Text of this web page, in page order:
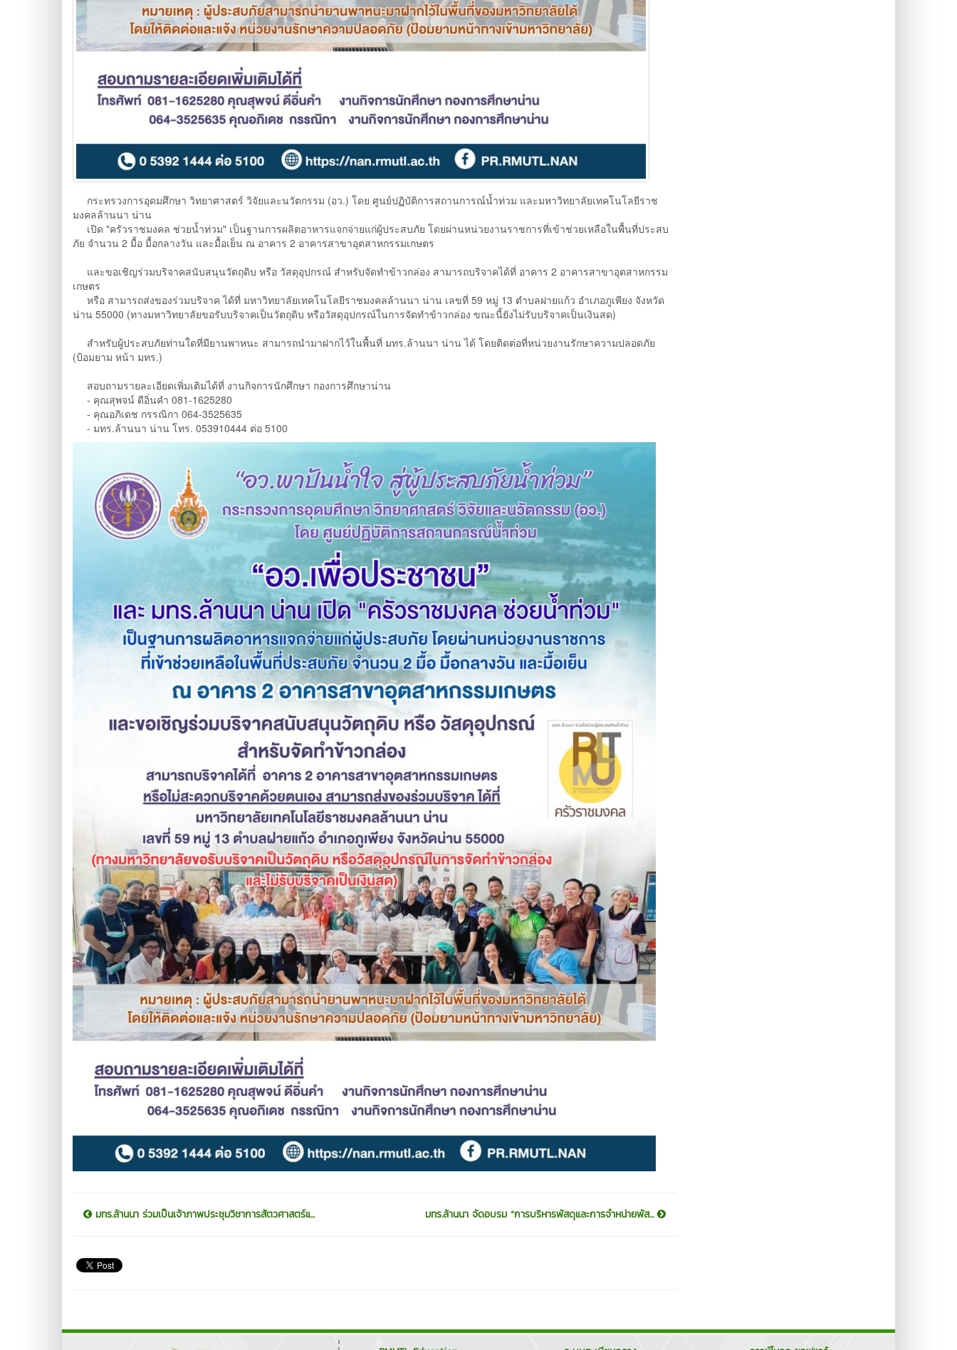
กระทรวงการอุดมศึกษา วิทยาศาสตร์ วิจัยและนวัตกรรม (อว.) โดย ศูนย์ปฏิบัติการสถานการณ์น้ำท่วม และมหาวิทยาลัยเทคโนโลยีราช
มงคลล้านนา น่าน
เปิด "ครัวราชมงคล ช่วยน้ำท่วม" เป็นฐานการผลิตอาหารแจกจ่ายแก่ผู้ประสบภัย โดยผ่านหน่วยงานราชการที่เข้าช่วยเหลือในพื้นที่ประสบ
ภัย จำนวน 2 มื้อ มื้อกลางวัน และมื้อเย็น ณ อาคาร 2 อาคารสาขาอุตสาหกรรมเกษตร
และขอเชิญร่วมบริจาคสนับสนุนวัตถุดิบ หรือ วัสดุอุปกรณ์ สำหรับจัดทำข้าวกล่อง สามารถบริจาคได้ที่ อาคาร 2 อาคารสาขาอุตสาหกรรม
เกษตร
หรือ สามารถส่งของร่วมบริจาค ได้ที่ มหาวิทยาลัยเทคโนโลยีราชมงคลล้านนา น่าน เลขที่ 59 หมู่ 13 ตำบลฝายแก้ว อำเภอภูเพียง จังหวัด
น่าน 55000 (ทางมหาวิทยาลัยขอรับบริจาคเป็นวัตถุดิบ หรือวัสดุอุปกรณ์ในการจัดทำข้าวกล่อง ขณะนี้ยังไม่รับบริจาคเป็นเงินสด)
สำหรับผู้ประสบภัยท่านใดที่มียานพาหนะ สามารถนำมาฝากไว้ในพื้นที่ มทร.ล้านนา น่าน ได้ โดยติดต่อที่หน่วยงานรักษาความปลอดภัย
(ป้อมยาม หน้า มทร.)
สอบถามรายละเอียดเพิ่มเติมได้ที่ งานกิจการนักศึกษา กองการศึกษาน่าน
- คุณสุพจน์ ดีอิ่นคำ 081-1625280
- คุณอภิเดช กรรณิกา 064-3525635
- มทร.ล้านนา น่าน โทร. 053910444 ต่อ 5100
มทร.ล้านนา ร่วมเป็นเจ้าภาพประชุมวิชาการสัตวศาสตร์แ... มทร.ล้านนา จัดอบรม “การบริหารพัสดุและการจำหน่ายพัส...